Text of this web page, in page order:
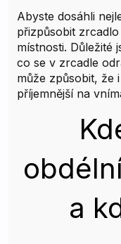
Abyste dosáhli
přizpůsobit
místnosti. Důležité
co se v zrcadle
může způsobit, že
příjemnější na
a